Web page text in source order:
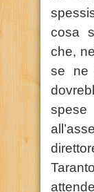
cosa
che,
se ne